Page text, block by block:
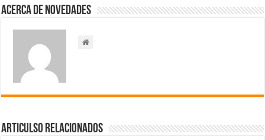
Acerca de NOVEDADES
Articulso Relacionados